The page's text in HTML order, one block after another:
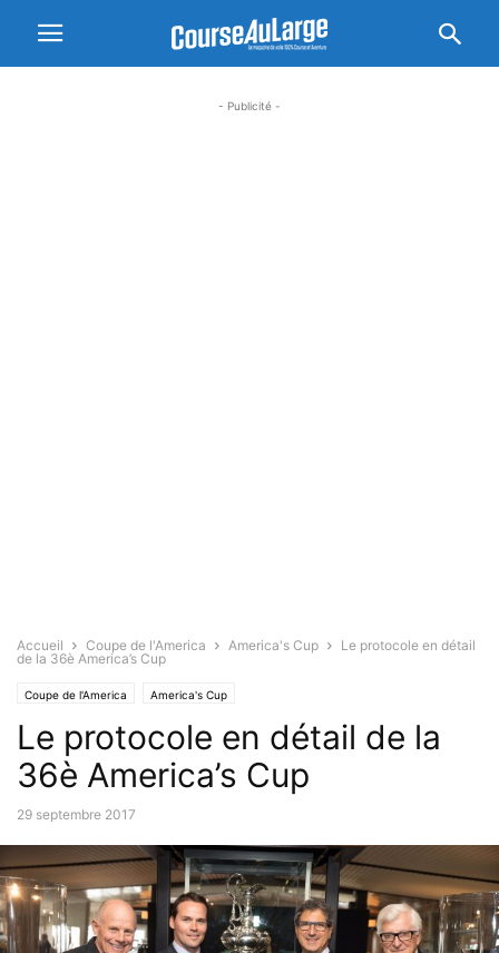
- Publicité -
Accueil Coupe de l'America America's Cup
Le protocole en détail
de la 36è America’s Cup
Coupe de l'America America's Cup
Le protocole en détail de la
36è America’s Cup
29 septembre 2017